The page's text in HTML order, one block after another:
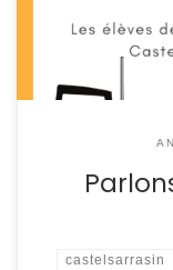
castelsarrasin